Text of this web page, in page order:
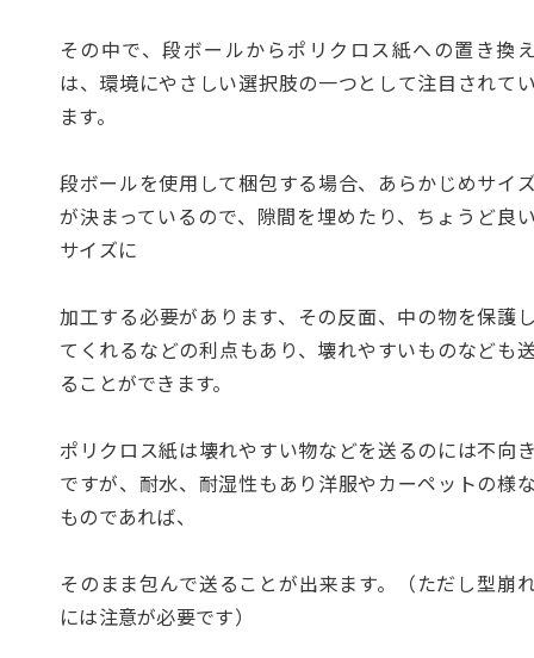
その中で、段ボールからポリクロス紙への置き換
は、環境にやさしい選択肢の一つとして注目されて
ます。
段ボールを使用して梱包する場合、あらかじめサイ
が決まっているので、隙間を埋めたり、ちょうど良
サイズに
加工する必要があります、その反面、中の物を保護
てくれるなどの利点もあり、壊れやすいものなども
ることができます。
ポリクロス紙は壊れやすい物などを送るのには不向
ですが、耐水、耐湿性もあり洋服やカーペットの様
ものであれば、
そのまま包んで送ることが出来ます。（ただし型崩
には注意が必要です）